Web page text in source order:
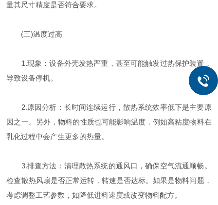
量其尺寸精度是否符合要求。
(三)温度过高
1.现象：设备外壳发热严重，甚至可能触发过热保护装置，
导致设备停机。
2.原因分析：长时间连续运行，散热系统效率低下是主要原
因之一。另外，物料的性质也可能影响温度，例如高粘度物料在
乳化过程中会产生更多的热量。
3.排查方法：清理散热系统的通风口，确保空气流通顺畅。
检查散热风扇是否正常运转，转速是否达标。如果是物料问题，
考虑调整工艺参数，如降低进料速度或改变物料配方。